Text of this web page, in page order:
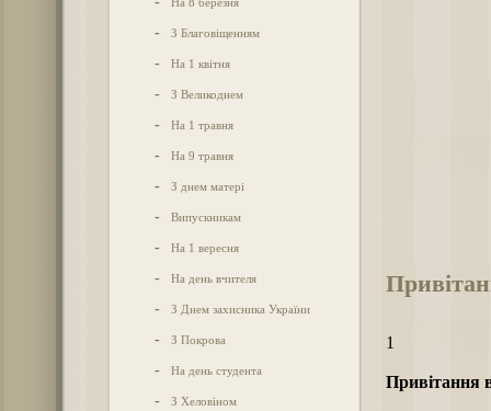
- З Благовіщенням
- На 1 квітня
- З Великоднем
- На 1 травня
- На 9 травня
- З днем матері
- Випускникам
- На 1 вересня
- На день вчителя
- З Днем захисника України
- З Покрова
- На день студента
- З Хеловіном
1
Привітання